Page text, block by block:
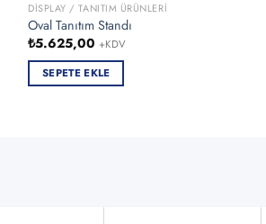
DISPLAY / TANITIM ÜRÜNLERI
Oval Tanıtım Standı
₺5.625,00 +KDV
SEPETE EKLE